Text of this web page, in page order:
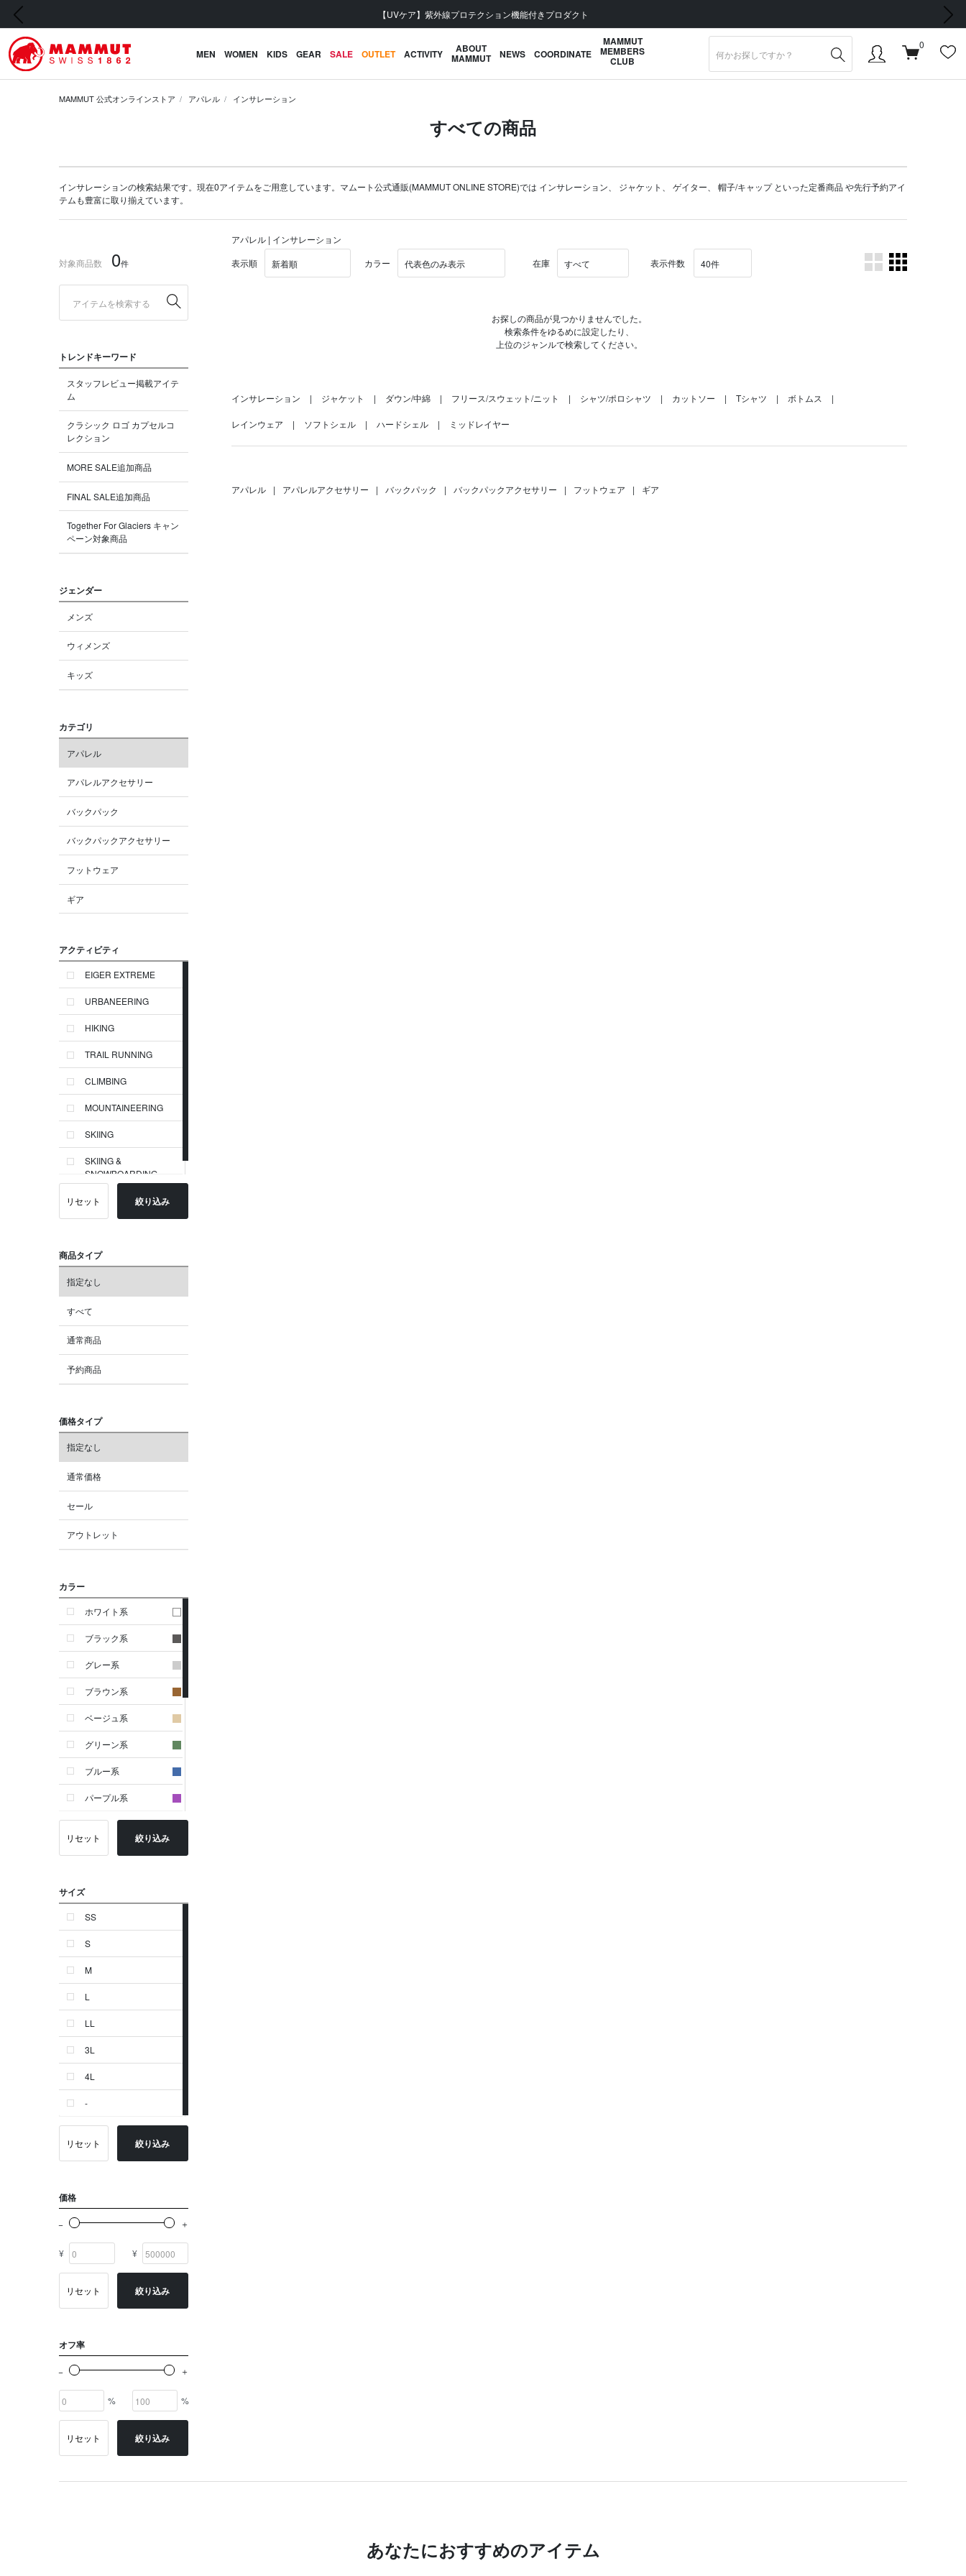
【UVケア】紫外線プロテクション機能付きプロダクト
前の画像 次の画像
MEN WOMEN KIDS GEAR SALE OUTLET ACTIVITY ABOUT
MAMMUT NEWS COORDINATE
MAMMUT
MEMBERS
CLUB
0
MAMMUT 公式オンラインストア アパレル インサレーション
すべての商品
インサレーションの検索結果です。現在0アイテムをご用意しています。マムート公式通販(MAMMUT ONLINE STORE)では インサレーション ジャケット ゲイター 帽子/キャップといった定番商品 や先行予約アイ
テムも豊富に取り揃えています。
対象商品数 0件
トレンドキーワード
スタッフレビュー掲載アイテ
ム
クラシック ロゴ カプセルコ
レクション
MORE SALE追加商品
FINAL SALE追加商品
Together For Glaciers キャン
ペーン対象商品
ジェンダー
メンズ
ウィメンズ
キッズ
カテゴリ
アパレル
アパレルアクセサリー
バックパック
バックパックアクセサリー
フットウェア
ギア
アクティビティ
EIGER EXTREME
URBANEERING
HIKING
TRAIL RUNNING
CLIMBING
MOUNTAINEERING
SKIING
SKIING &
SNOWBOARDING
リセット 絞り込み
商品タイプ
指定なし
すべて
通常商品
予約商品
価格タイプ
指定なし
通常価格
セール
アウトレット
カラー
ホワイト系
ブラック系
グレー系
ブラウン系
ベージュ系
グリーン系
ブルー系
パープル系
イエロー系
オレンジ系
シルバー系
ゴールド系
その他
イニシャル
OTHERS
リセット 絞り込み
サイズ
SS
S
M
L
LL
3L
4L
-
リセット 絞り込み
価格
¥ ¥
リセット 絞り込み
オフ率
% %
リセット 絞り込み
アパレル | インサレーション
表示順
カラー 在庫 表示件数
お探しの商品が見つかりませんでした。
検索条件をゆるめに設定したり、
上位のジャンルで検索してください。
インサレーション ジャケット ダウン/中綿 フリース/スウェット/ニット シャツ/ポロシャツ カットソー Tシャツ ボトムス
レインウェア ソフトシェル ハードシェル ミッドレイヤー
アパレル | アパレルアクセサリー | バックパック | バックパックアクセサリー | フットウェア | ギア
あなたにおすすめのアイテム